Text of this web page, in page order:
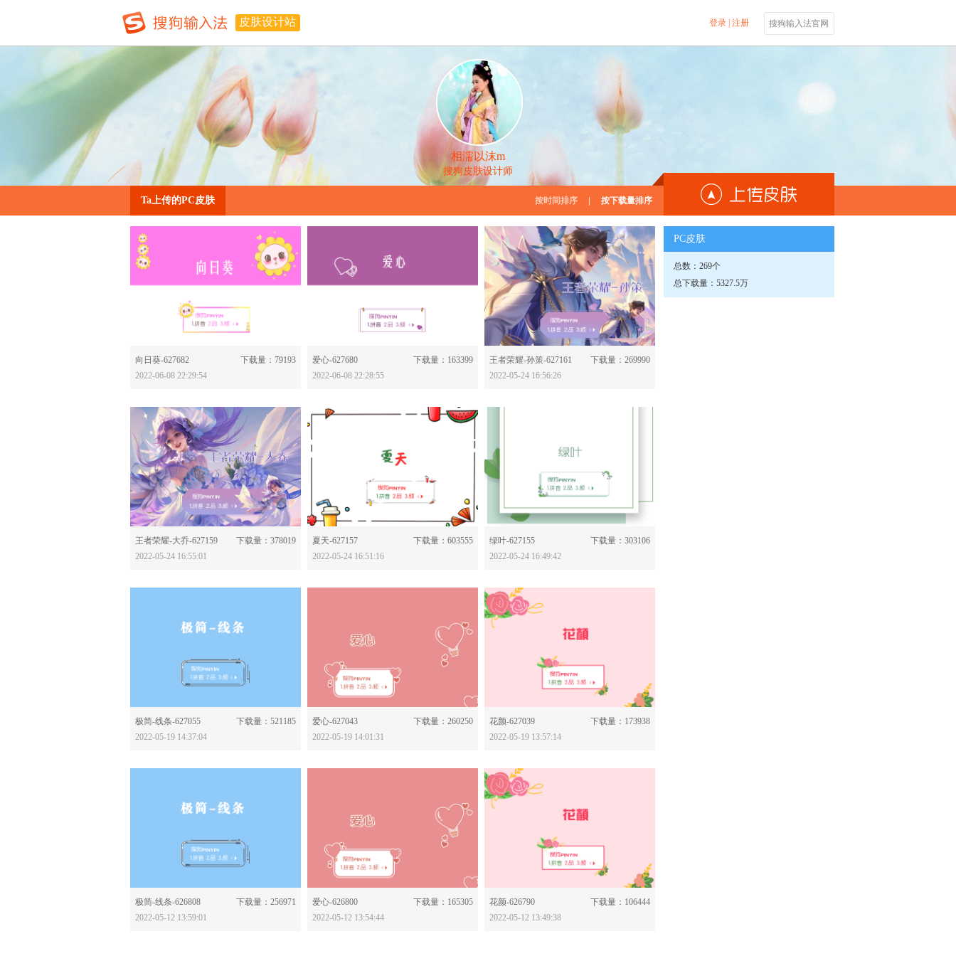
皮肤设计站 登录| 注册 搜狗输入法官网
相濡以沫m
搜狗皮肤设计师
Ta上传的PC皮肤 按时间排序 按下载量排序
向日葵-627682
下载量：79193
2022-06-08 22:29:54
爱心-627680
下载量：163399
2022-06-08 22:28:55
分享：
王者荣耀-孙策-627161
下载量：269990
2022-05-24 16:56:26
分享：
王者荣耀-大乔-627159
下载量：378019
2022-05-24 16:55:01
夏天-627157
下载量：603555
2022-05-24 16:51:16
绿叶-627155
下载量：303106
2022-05-24 16:49:42
分享：
极简-线条-627055
下载量：521185
2022-05-19 14:37:04
爱心-627043
下载量：260250
2022-05-19 14:01:31
花颜-627039
下载量：173938
2022-05-19 13:57:14
分享：
极简-线条-626808
下载量：256971
2022-05-12 13:59:01
爱心-626800
下载量：165305
2022-05-12 13:54:44
花颜-626790
下载量：106444
2022-05-12 13:49:38
PC皮肤
总数：269个
总下载量：5327.5万